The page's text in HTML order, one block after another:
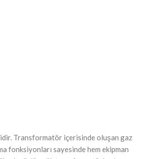
Transformatör içerisinde oluşan gaz
fonksiyonları sayesinde hem ekipman